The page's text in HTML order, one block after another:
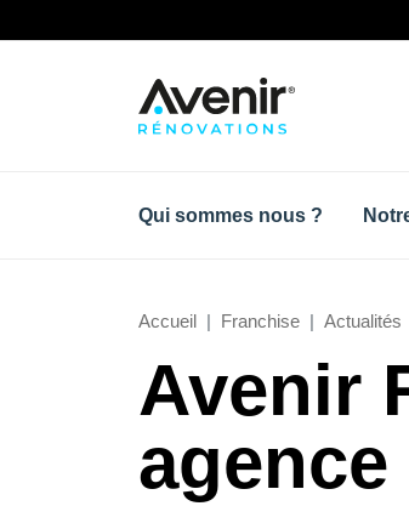
Qui sommes nous ?
Accueil Franchise Actualités
Avenir